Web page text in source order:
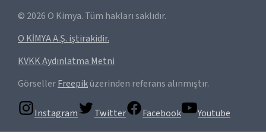
© 2026 O Kimya. Tüm hakları saklıdır.
O KİMYA A.Ş. iştirakidir.
KVKK Aydınlatma Metni
GörsellerFreepiküzerinden referans alınmıştır.
Instagram Twitter Facebook Youtube